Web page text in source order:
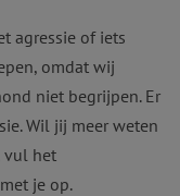
agressie of iets
omdat wij
niet begrijpen. Er
Wil jij meer weten
vul het
je op.